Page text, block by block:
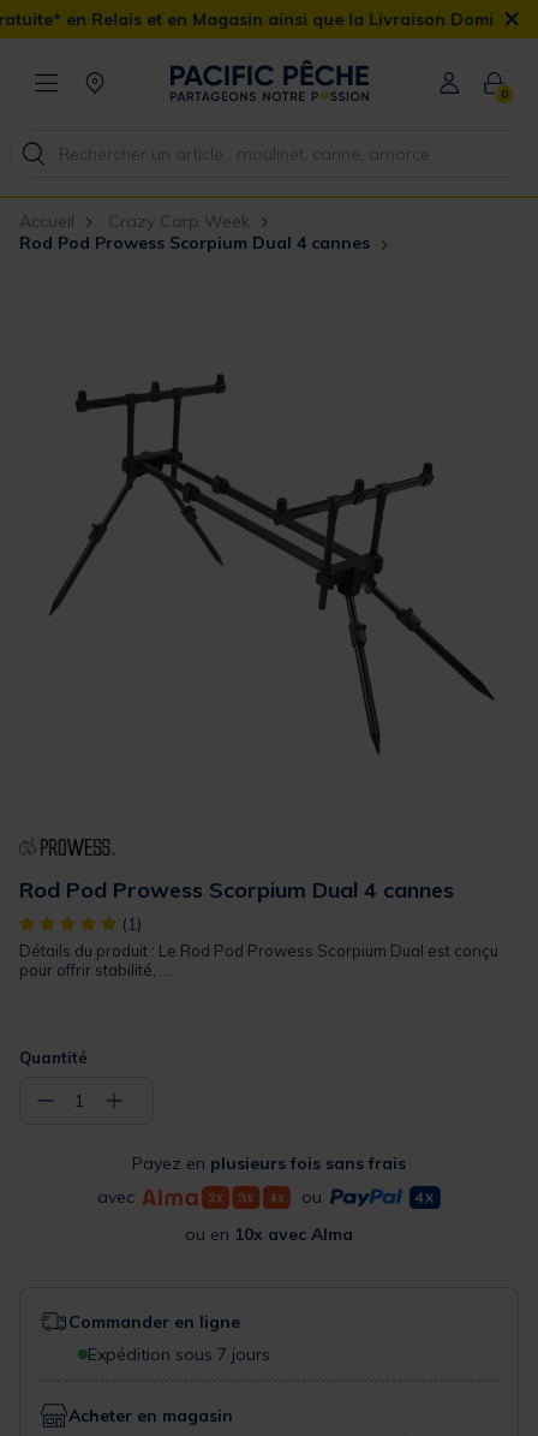
et en Magasin ainsi que la Livraison Domicile offerte dès 90€
×
0
Accueil
Crazy Carp Week
Rod Pod Prowess Scorpium Dual 4 cannes
Rod Pod Prowess Scorpium Dual 4 cannes
[object Object] out of 5 Customer Rating
(1)
Détails du produit : Le Rod Pod Prowess Scorpium Dual est conçu
pour offrir stabilité, ...
Quantité
− 1 +
Payez en plusieurs fois sans frais
avec
ou
ou en 10x avec Alma
Commander en ligne
Expédition sous 7 jours
Acheter en magasin